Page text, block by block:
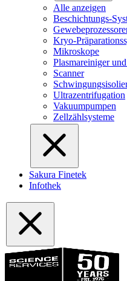
Alle anzeigen
Beschichtungs-
Kryo-
Mikroskope
Plasmareiniger
Scanner
Ultrazentrifugation
Vakuumpumpen
Zellzählsysteme
Sakura Finetek
Infothek